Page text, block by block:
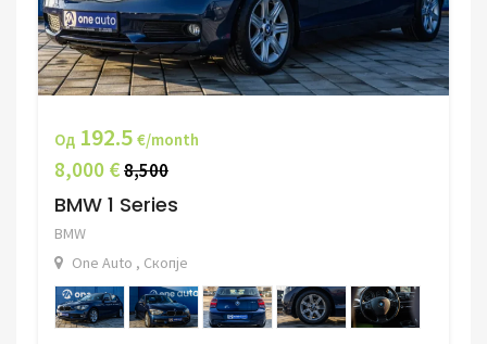
Од 192.5 €/month
8,000 €8,500
BMW 1 Series
BMW
One Auto , Скопје